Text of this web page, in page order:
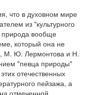
что в духовном мире
из "культурного
природа вообще
который она не
М. Ю. Лермонтова и Н.
"певца природы"
отечественных
пейзажа, а
отмеченной